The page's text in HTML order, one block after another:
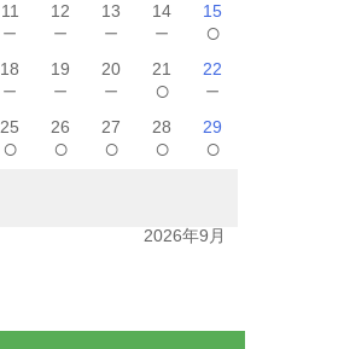
11
－
12
－
13
－
14
－
15
○
18
－
19
－
20
－
21
○
22
－
25
○
26
○
27
○
28
○
29
○
2026年9月